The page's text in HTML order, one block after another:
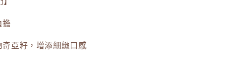
亞籽，增添細緻口感